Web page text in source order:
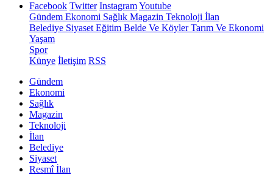
Facebook Twitter InstagramYoutube
Gündem Ekonomi Sağlık Magazin Teknoloji İlan
Belediye Siyaset Eğitim Belde Ve KöylerTarım Ve Ekonomi
Yaşam
Spor
Künye İletişim RSS
Gündem
Ekonomi
Sağlık
Magazin
Teknoloji
İlan
Belediye
Siyaset
Resmî İlan